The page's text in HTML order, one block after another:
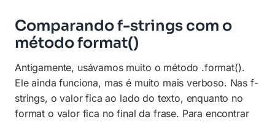
Comparando f-strings com o
método format()
Antigamente, usávamos muito o método .format().
Ele ainda funciona, mas é muito mais verboso. Nas f-
strings, o valor fica ao lado do texto, enquanto no
format o valor fica no final da frase. Para encontrar